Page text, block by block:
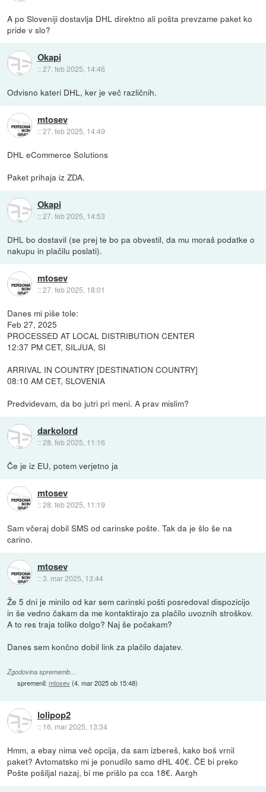
A po Sloveniji dostavlja DHL direktno ali pošta prevzame paket ko
pride v slo?
Okapi
::27. feb 2025, 14:46
Odvisno kateri DHL, ker je več različnih.
mtosev
::27. feb 2025, 14:49
DHL eCommerce Solutions
Paket prihaja iz ZDA.
Okapi
::27. feb 2025, 14:53
DHL bo dostavil (se prej te bo pa obvestil, da mu moraš podatke o
nakupu in plačilu poslati).
mtosev
::27. feb 2025, 18:01
Danes mi piše tole:
Feb 27, 2025
PROCESSED AT LOCAL DISTRIBUTION CENTER
12:37 PM CET, SILJUA, SI
ARRIVAL IN COUNTRY [DESTINATION COUNTRY]
08:10 AM CET, SLOVENIA
Predvidevam, da bo jutri pri meni. A prav mislim?
darkolord
::28. feb 2025, 11:16
Če je iz EU, potem verjetno ja
mtosev
::28. feb 2025, 11:19
Sam včeraj dobil SMS od carinske pošte. Tak da je šlo še na
carino.
mtosev
::3. mar 2025, 13:44
Že 5 dni je minilo od kar sem carinski pošti posredoval dispozicijo
in še vedno čakam da me kontaktirajo za plačilo uvoznih stroškov.
A to res traja toliko dolgo? Naj še počakam?
Danes sem končno dobil link za plačilo dajatev.
Zgodovina sprememb…
spremenil:mtosev(4. mar 2025 ob 15:48)
lolipop2
:: 16. mar 2025, 13:34
Hmm, a ebay nima več opcija, da sam izbereš, kako boš vrnil
paket? Avtomatsko mi je ponudilo samo dHL 40€. ČE bi preko
Pošte pošiljal nazaj, bi me prišlo pa cca 18€. Aargh